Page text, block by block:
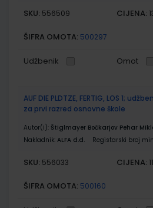
SKU: 556509 CIJENA:
ŠIFRA OMOTA: 500297
Udžbenik Omot
AUF DIE PLDTZE, FERTIG, LOS 1;
za prvi razred osnovne škole
Autor(i): Štiglmayer Bočkarjov Pehar
Nakladnik: ALFA d.d. Registarski broj
SKU: 556033 CIJENA:
ŠIFRA OMOTA: 500160